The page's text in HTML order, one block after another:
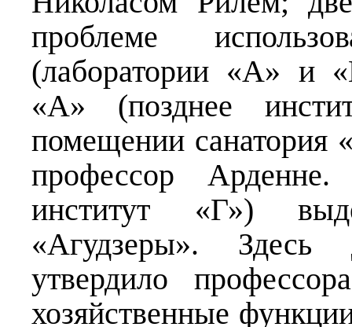
проблеме
(лаборатории «А» и
«А» (позднее
помещении санатория
профессор
институт «Г»)
«Агудзеры». Здесь
утвердило
хозяйственные